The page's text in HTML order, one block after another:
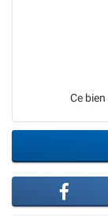
Ce